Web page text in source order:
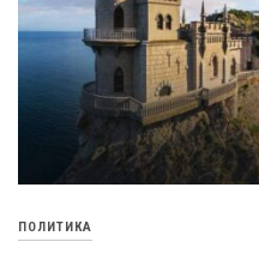
ПОЛИТИКА